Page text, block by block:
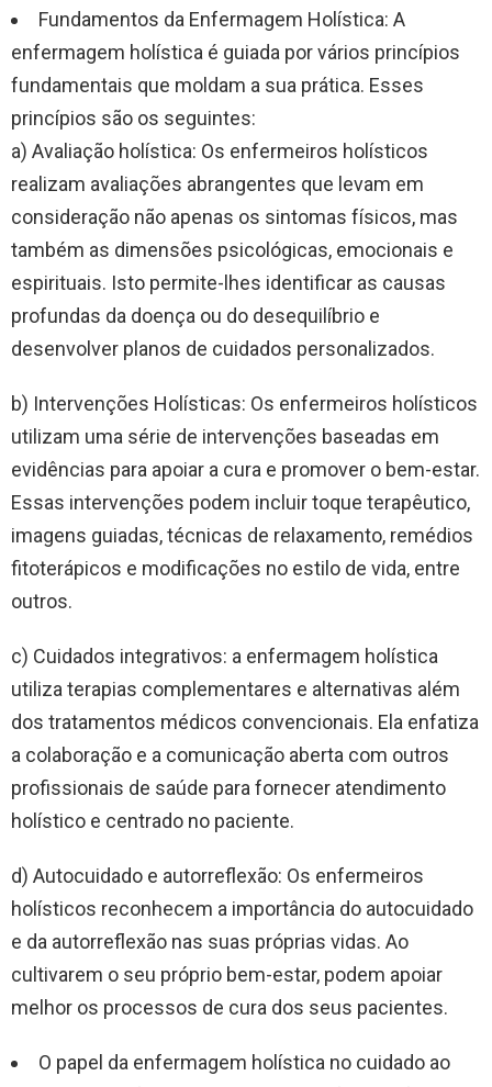
Fundamentos da Enfermagem Holística: A
enfermagem holística é guiada por vários princípios
fundamentais que moldam a sua prática. Esses
princípios são os seguintes:
a) Avaliação holística: Os enfermeiros holísticos
realizam avaliações abrangentes que levam em
consideração não apenas os sintomas físicos, mas
também as dimensões psicológicas, emocionais e
espirituais. Isto permite-lhes identificar as causas
profundas da doença ou do desequilíbrio e
desenvolver planos de cuidados personalizados.
b) Intervenções Holísticas: Os enfermeiros holísticos
utilizam uma série de intervenções baseadas em
evidências para apoiar a cura e promover o bem-estar.
Essas intervenções podem incluir toque terapêutico,
imagens guiadas, técnicas de relaxamento, remédios
fitoterápicos e modificações no estilo de vida, entre
outros.
c) Cuidados integrativos: a enfermagem holística
utiliza terapias complementares e alternativas além
dos tratamentos médicos convencionais. Ela enfatiza
a colaboração e a comunicação aberta com outros
profissionais de saúde para fornecer atendimento
holístico e centrado no paciente.
d) Autocuidado e autorreflexão: Os enfermeiros
holísticos reconhecem a importância do autocuidado
e da autorreflexão nas suas próprias vidas. Ao
cultivarem o seu próprio bem-estar, podem apoiar
melhor os processos de cura dos seus pacientes.
O papel da enfermagem holística no cuidado ao